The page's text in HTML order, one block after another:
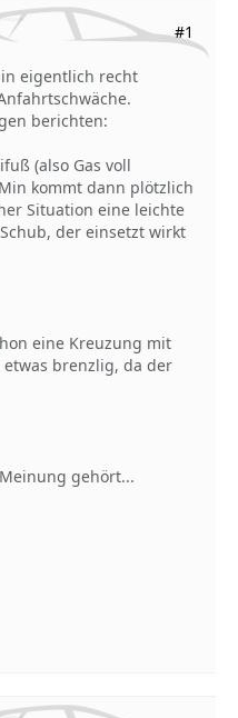
#1
eigentlich recht
berichten:
(also Gas voll
kommt dann plötzlich
Situation eine leichte
der einsetzt wirkt
eine Kreuzung mit
brenzlig, da der
gehört...